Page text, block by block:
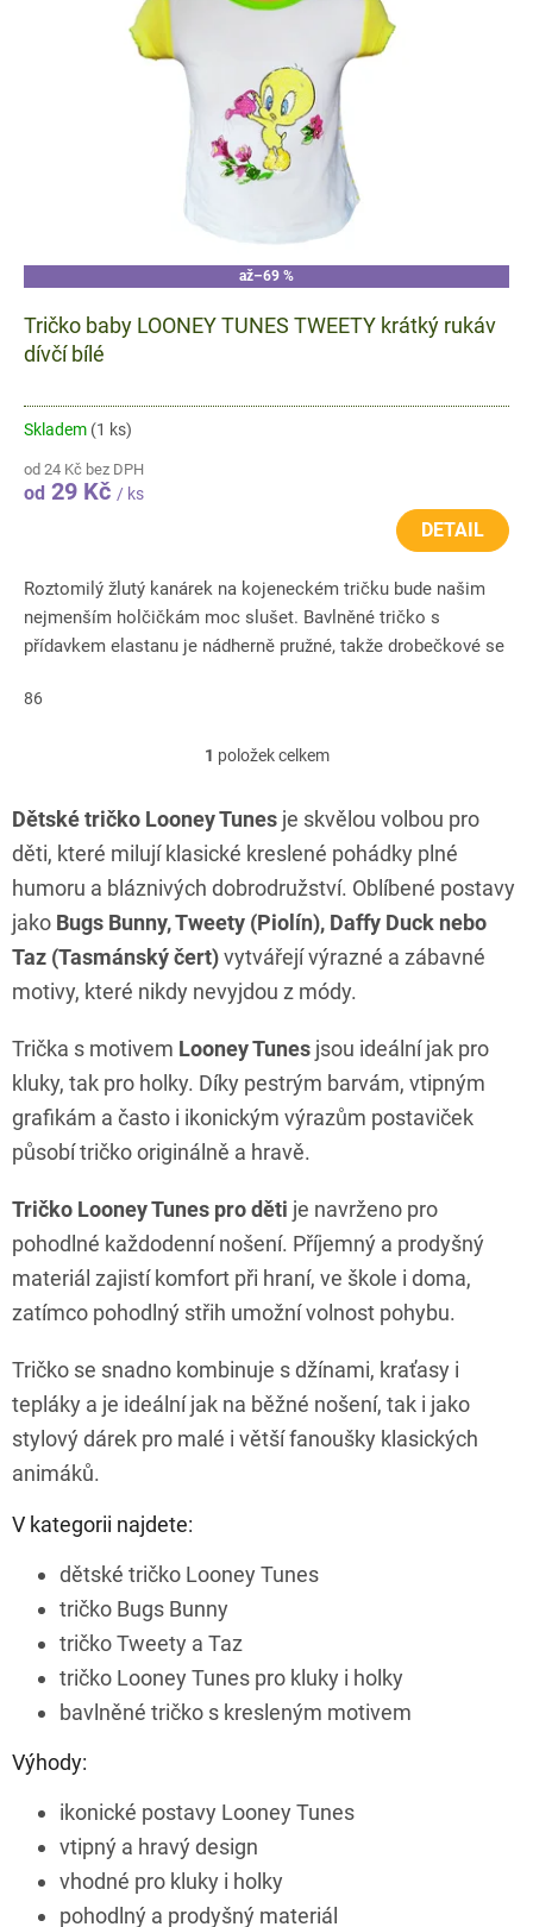
až–69 %
Tričko baby LOONEY TUNES TWEETY krátký rukáv
dívčí bílé
Skladem (1 ks)
od 24 Kč bez DPH
od 29 Kč / ks
DETAIL
Roztomilý žlutý kanárek na kojeneckém tričku bude našim
nejmenším holčičkám moc slušet. Bavlněné tričko s
přídavkem elastanu je nádherně pružné, takže drobečkové se
86
O
l
á
d
a
c
í
p
r
v
y
v
ý
i
s
1 položek celkem
Dětské tričko Looney Tunes je skvělou volbou pro
děti, které milují klasické kreslené pohádky plné
humoru a bláznivých dobrodružství. Oblíbené postavy
jako Bugs Bunny, Tweety (Piolín), Daffy Duck nebo
Taz (Tasmánský čert)vytvářejí výrazné a zábavné
motivy, které nikdy nevyjdou z módy.
Trička s motivem Looney Tunes jsou ideální jak pro
kluky, tak pro holky. Díky pestrým barvám, vtipným
grafikám a často i ikonickým výrazům postaviček
působí tričko originálně a hravě.
Tričko Looney Tunes pro děti je navrženo pro
pohodlné každodenní nošení. Příjemný a prodyšný
materiál zajistí komfort při hraní, ve škole i doma,
zatímco pohodlný střih umožní volnost pohybu.
Tričko se snadno kombinuje s džínami, kraťasy i
tepláky a je ideální jak na běžné nošení, tak i jako
stylový dárek pro malé i větší fanoušky klasických
animáků.
V kategorii najdete:
dětské tričko Looney Tunes
tričko Bugs Bunny
tričko Tweety a Taz
tričko Looney Tunes pro kluky i holky
bavlněné tričko s kresleným motivem
Výhody:
ikonické postavy Looney Tunes
vtipný a hravý design
vhodné pro kluky i holky
pohodlný a prodyšný materiál